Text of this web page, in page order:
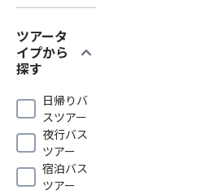
ツアータ
イプから
探す
expand_more
日帰りバ
スツアー
夜行バス
ツアー
宿泊バス
ツアー